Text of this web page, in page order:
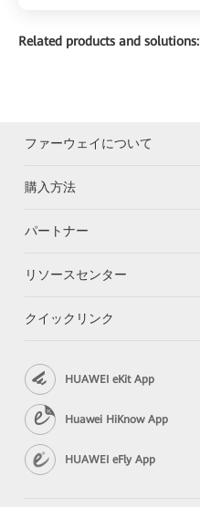
Related products and solutions:
ファーウェイについて
購入方法
パートナー
リソースセンター
クイックリンク
HUAWEI eKit App
Huawei HiKnow App
HUAWEI eFly App